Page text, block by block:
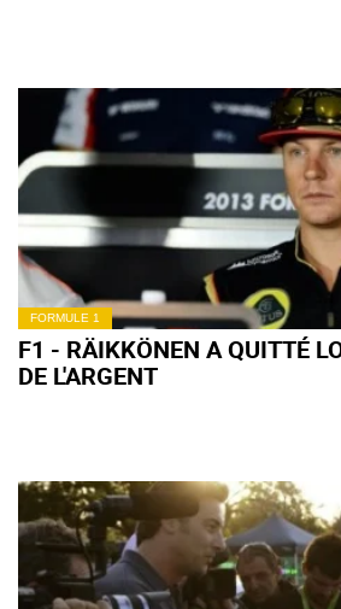
FORMULE 1
F1 - RÄIKKÖNEN A QUITTÉ
DE L'ARGENT